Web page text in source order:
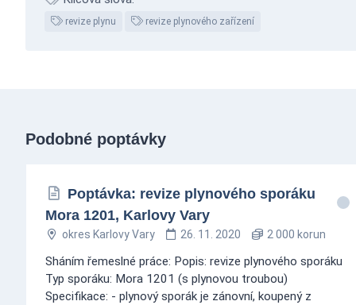
revize plynu revize plynového zařízení
Podobné poptávky
Poptávka: revize plynového sporáku
Mora 1201, Karlovy Vary
okres Karlovy Vary 26. 11. 2020 2 000 korun
Sháním řemeslné práce: Popis: revize plynového sporáku
Typ sporáku: Mora 1201 (s plynovou troubou)
Specifikace: - plynový sporák je zánovní, koupený z